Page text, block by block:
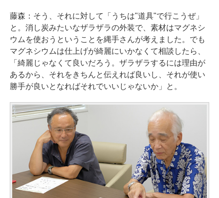
藤森：そう、それに対して「うちは"道具"で行こうぜ」
と。消し炭みたいなザラザラの外装で、素材はマグネシ
ウムを使おうということを縄手さんが考えました。でも
マグネシウムは仕上げが綺麗にいかなくて相談したら、
「綺麗じゃなくて良いだろう。ザラザラするには理由が
あるから、それをきちんと伝えれば良いし、それが使い
勝手が良いとなればそれでいいじゃないか」と。